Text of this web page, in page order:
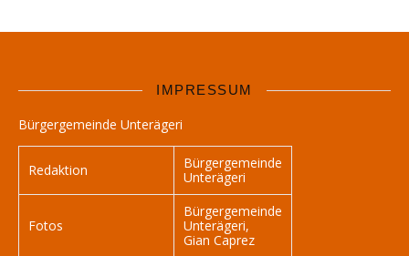
IMPRESSUM
Bürgergemeinde Unterägeri
Redaktion
Bürgergemeinde
Unterägeri
Fotos
Bürgergemeinde
Unterägeri,
Gian Caprez